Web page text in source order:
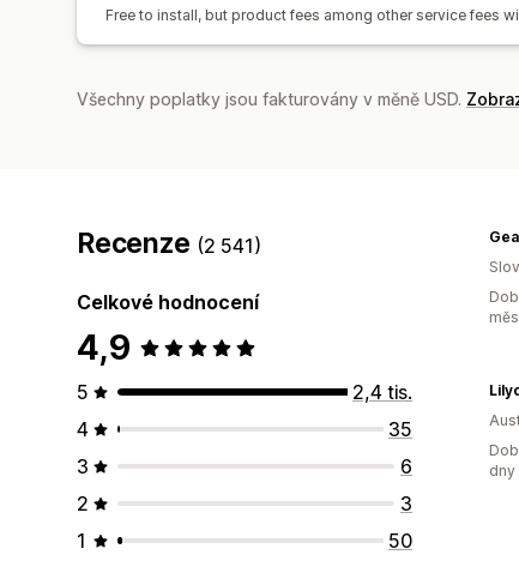
Free to install, but product fees among other service fees
Všechny poplatky jsou fakturovány v měně USD.
Recenze (2 541)
Celkové hodnocení
4,9
5
2,4 tis.
4
35
3
6
2
3
1
50
dny